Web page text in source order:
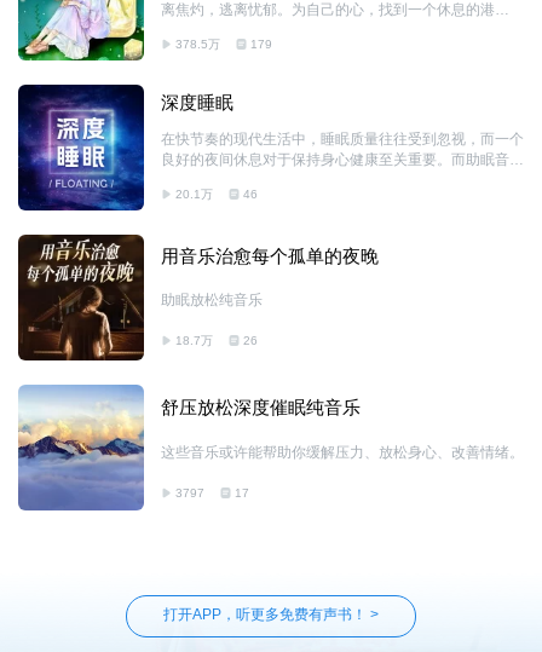
离焦灼，逃离忧郁。为自己的心，找到一个休息的港
378.5万 179
深度睡眠
在快节奏的现代生活中，睡眠质量往往受到忽视，而一个
良好的夜间休息对于保持身心健康至关重要。而助眠音
帮助入眠的睡眠音乐，助眠放松，调节神经系统的好音
20.1万 46
用音乐治愈每个孤单的夜晚
助眠放松纯音乐
18.7万 26
舒压放松深度催眠纯音乐
这些音乐或许能帮助你缓解压力、放松身心、改善情绪。
3797 17
打开APP，听更多免费有声书！ >